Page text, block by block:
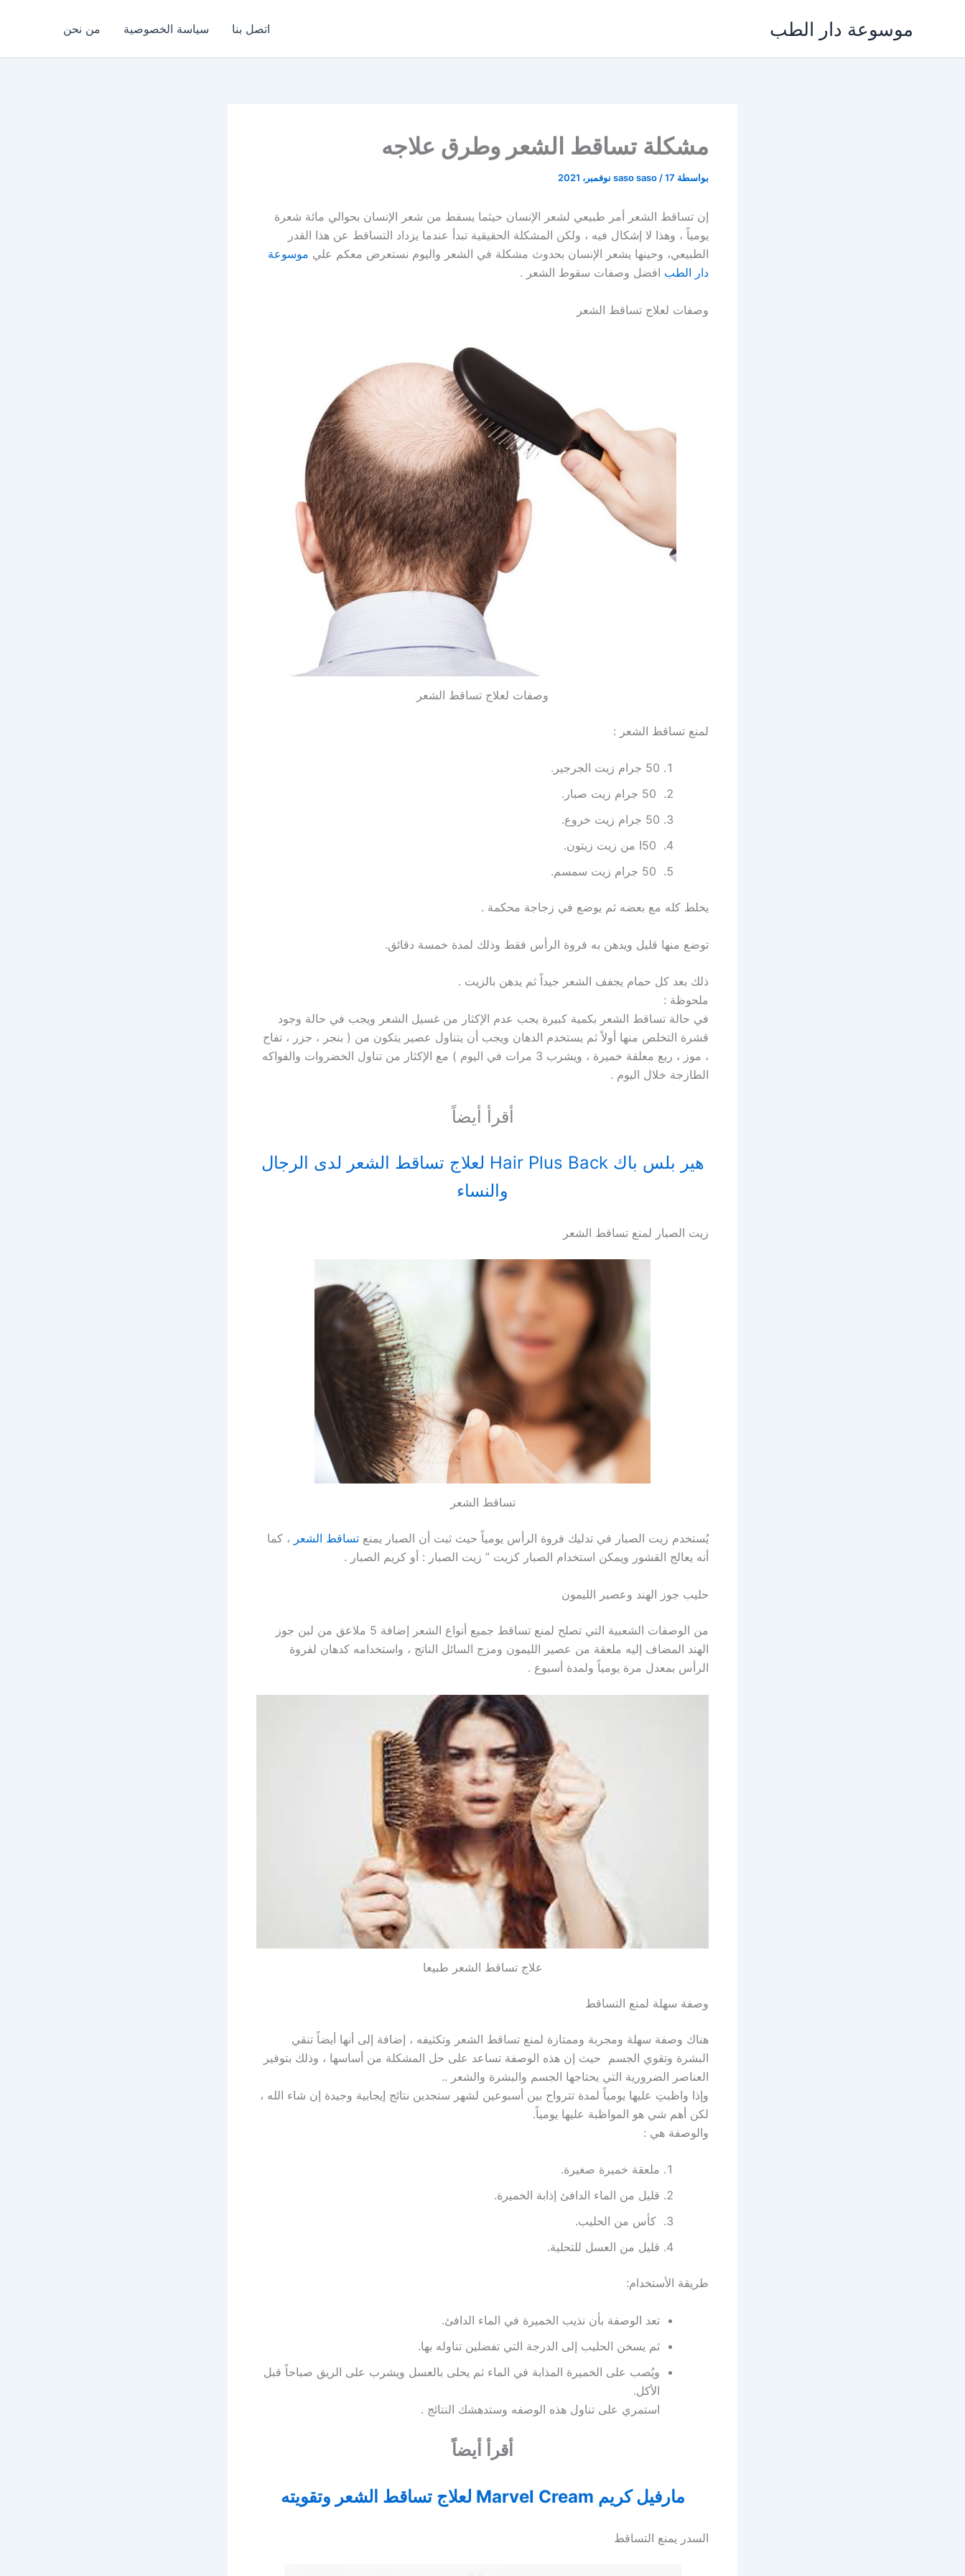
موسوعة دار الطب اتصل بنا سياسة الخصوصية من نحن
مشكلة تساقط الشعر وطرق علاجه
بواسطة saso saso /17 نوفمبر، 2021
إن تساقط الشعر أمر طبيعي لشعر الإنسان حيثما يسقط من شعر الإنسان بحوالي مائة شعرة
يومياً ، وهذا لا إشكال فيه ، ولكن المشكلة الحقيقية تبدأ عندما يزداد التساقط عن هذا القدر
الطبيعي، وحينها يشعر الإنسان بحدوث مشكلة في الشعر واليوم نستعرض معكم علي موسوعة
دار الطب افضل وصفات سقوط الشعر .
وصفات لعلاج تساقط الشعر
وصفات لعلاج تساقط الشعر
لمنع تساقط الشعر :
50 جرام زيت الجرجير.
50 جرام زيت خروع.
يخلط كله مع بعضه ثم يوضع في زجاجة محكمة .
توضع منها قليل ويدهن به فروة الرأس فقط وذلك لمدة خمسة دقائق.
ذلك بعد كل حمام يجفف الشعر جيداً ثم يدهن بالزيت .
ملحوظة :
في حالة تساقط الشعر بكمية كبيرة يجب عدم الإكثار من غسيل الشعر ويجب في حالة وجود
قشرة التخلص منها أولاً ثم يستخدم الدهان ويجب أن يتناول عصير يتكون من ( بنجر ، جزر ، تفاح
، موز ، ربع معلقة خميرة ، ويشرب 3 مرات في اليوم ) مع الإكثار من تناول الخضروات والفواكه
الطازجة خلال اليوم .
أقرأ أيضاً
هير بلس باك Hair Plus Back لعلاج تساقط الشعر لدى الرجال
والنساء
زيت الصبار لمنع تساقط الشعر
تساقط الشعر
يُستخدم زيت الصبار في تدليك فروة الرأس يومياً حيث ثبت أن الصبار يمنع تساقط الشعر ، كما
أنه يعالج القشور ويمكن استخدام الصبار كزيت ” زيت الصبار : أو كريم الصبار .
حليب جوز الهند وعصير الليمون
من الوصفات الشعبية التي تصلح لمنع تساقط جميع أنواع الشعر إضافة 5 ملاعق من لبن جوز
الهند المضاف إليه ملعقة من عصير الليمون ومزج السائل الناتج ، واستخدامه كدهان لفروة
الرأس بمعدل مرة يومياً ولمدة أسبوع .
علاج تساقط الشعر طبيعا
وصفة سهلة لمنع التساقط
هناك وصفة سهلة ومجربة وممتازة لمنع تساقط الشعر وتكثيفه ، إضافة إلى أنها أيضاً تنقي
البشرة وتقوي الجسم حيث إن هذه الوصفة تساعد على حل المشكلة من أساسها ، وذلك بتوفير
العناصر الضرورية التي يحتاجها الجسم والبشرة والشعر ..
وإذا واظبتِ عليها يومياً لمدة تترواح بين أسبوعين لشهر ستجدين نتائج إيجابية وجيدة إن شاء الله ،
لكن أهم شي هو المواظبة عليها يومياً.
والوصفة هي :
ملعقة خميرة صغيرة.
قليل من الماء الدافئ إذابة الخميرة.
كأس من الحليب.
قليل من العسل للتحلية.
طريقة الأستخدام:
تعد الوصفة بأن نذيب الخميرة في الماء الدافئ.
ثم يسخن الحليب إلى الدرجة التي تفضلين تناوله بها.
ويُصب على الخميرة المذابة في الماء ثم يحلى بالعسل ويشرب على الريق صباحاً قبل
الأكل.
استمري على تناول هذه الوصفه وستدهشك النتائج .
أقرأ أيضاً
مارفيل كريم Marvel Cream لعلاج تساقط الشعر وتقويته
السدر يمنع التساقط